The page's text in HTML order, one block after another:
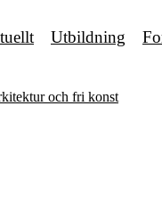
Utbildning
och fri konst